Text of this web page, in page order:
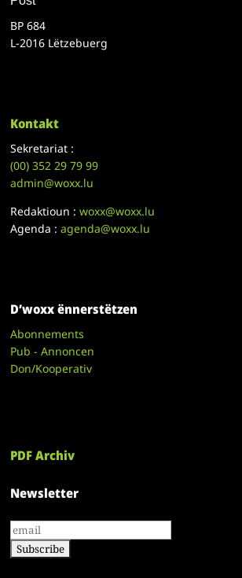
BP 684
L-2016 Lëtzebuerg
Kontakt
Sekretariat :
(00)352 29 79 99
admin@woxx.lu
Redaktioun :woxx@woxx.lu
Agenda :agenda@woxx.lu
D’woxx ënnerstëtzen
Abonnements
Pub - Annoncen
Don/Kooperativ
PDF Archiv
Newsletter